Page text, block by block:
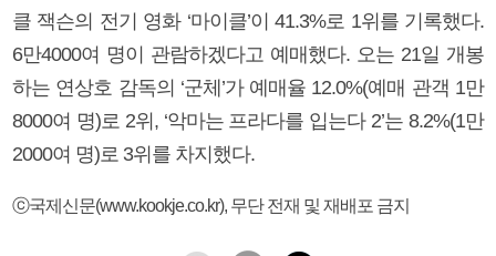
클 잭슨의 전기 영화 ‘마이클’이 41.3%로 1위를 기록했다.
6만4000여 명이 관람하겠다고 예매했다. 오는 21일 개봉
하는 연상호 감독의 ‘군체’가 예매율 12.0%(예매 관객 1만
8000여 명)로 2위, ‘악마는 프라다를 입는다 2’는 8.2%(1만
2000여 명)로 3위를 차지했다.
ⓒ국제신문(www.kookje.co.kr), 무단 전재 및 재배포 금지